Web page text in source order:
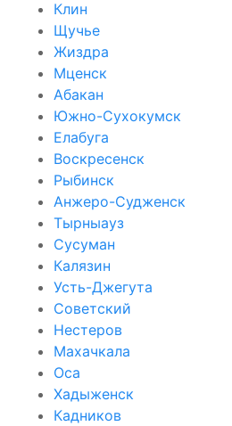
Клин
Щучье
Жиздра
Мценск
Абакан
Южно-Сухокумск
Елабуга
Воскресенск
Рыбинск
Анжеро-Судженск
Тырныауз
Сусуман
Калязин
Усть-Джегута
Советский
Нестеров
Махачкала
Оса
Хадыженск
Кадников